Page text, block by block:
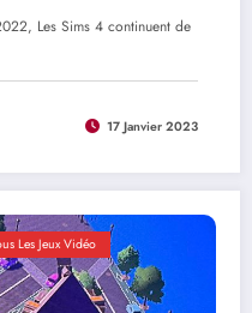
Les Sims 4 continuent de
17 Janvier 2023
Les Jeux Vidéo